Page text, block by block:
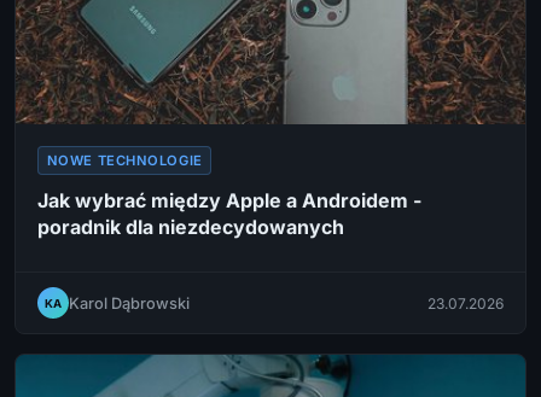
NOWE TECHNOLOGIE
Jak wybrać między Apple a Androidem -
poradnik dla niezdecydowanych
KA Karol Dąbrowski 23.07.2026